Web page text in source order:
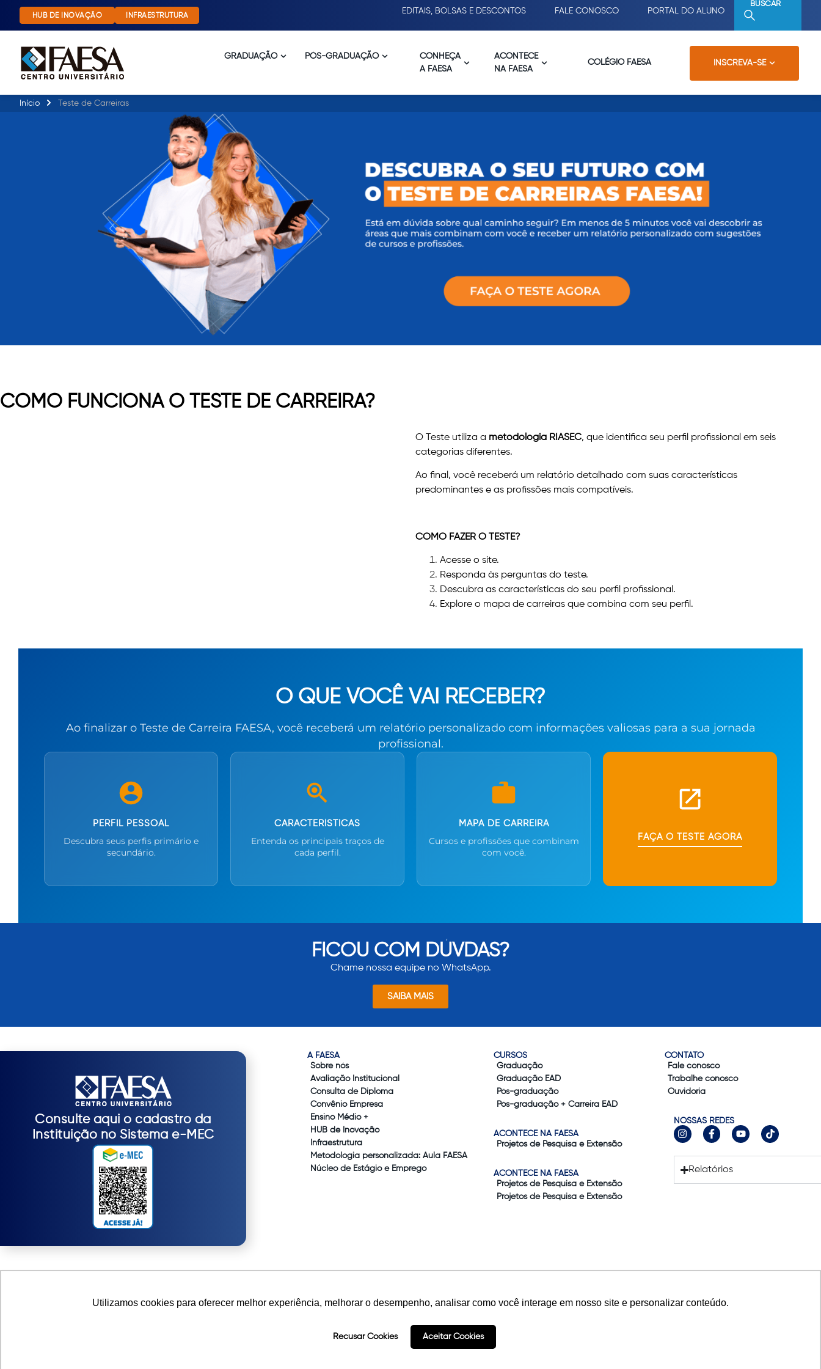
Utilizamos cookies para oferecer melhor experiência, melhorar o desempenho, analisar como você interage em nosso site e personalizar conteúdo.
Recusar Cookies Aceitar Cookies
HUB DE INOVAÇÃO INFRAESTRUTURA
EDITAIS, BOLSAS E DESCONTOS FALE CONOSCO PORTAL DO ALUNO
BUSCAR
GRADUAÇÃO PÓS-GRADUAÇÃO
INSCREVA-SE
CONHEÇA
A FAESA
ACONTECE
NA FAESA
COLÉGIO FAESA
Início Teste de Carreiras
COMO FUNCIONA O TESTE DE CARREIRA?
O Teste utiliza a metodologia RIASEC, que identifica seu perfil profissional em seis
categorias diferentes.
Ao final, você receberá um relatório detalhado com suas características
predominantes e as profissões mais compatíveis.
COMO FAZER O TESTE?
Acesse o site.
Responda às perguntas do teste.
Descubra as características do seu perfil profissional.
Explore o mapa de carreiras que combina com seu perfil.
O QUE VOCÊ VAI RECEBER?
Ao finalizar o Teste de Carreira FAESA, você receberá um relatório personalizado com informações valiosas para a sua jornada
profissional.
PERFIL PESSOAL
Descubra seus perfis primário e
secundário.
CARACTERÍSTICAS
Entenda os principais traços de
cada perfil.
MAPA DE CARREIRA
Cursos e profissões que combinam
com você.
FAÇA O TESTE AGORA
FICOU COM DÚVDAS?
Chame nossa equipe no WhatsApp.
SAIBA MAIS
Consulte aqui o cadastro da
Instituição no Sistema e-MEC
A FAESA
Sobre nós
Avaliação Institucional
Consulta de Diploma
Convênio Empresa
Ensino Médio +
HUB de Inovação
Infraestrutura
Metodologia personalizada: Aula FAESA
Núcleo de Estágio e Emprego
CURSOS
Graduação
Graduação EAD
Pós-graduação
Pós-graduação + Carreira EAD
ACONTECE NA FAESA
Projetos de Pesquisa e Extensão
ACONTECE NA FAESA
Projetos de Pesquisa e Extensão
Projetos de Pesquisa e Extensão
CONTATO
Fale conosco
Trabalhe conosco
Ouvidoria
NOSSAS REDES
Relatórios